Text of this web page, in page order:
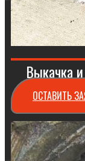
Выкачка
ОСТАВИТЬ